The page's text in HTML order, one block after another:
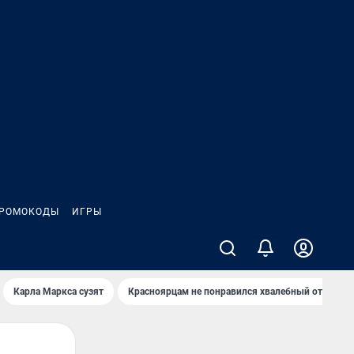
ИГРЫ
Карла Маркса сузят Красноярцам не понравился хвалебный отзыв о